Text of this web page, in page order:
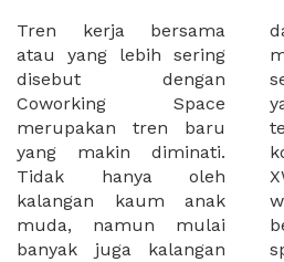
Tren kerja bersama
atau yang lebih sering
disebut dengan
Coworking Space
merupakan tren baru
yang makin diminati.
Tidak hanya oleh
kalangan kaum anak
muda, namun mulai
banyak juga kalangan
dan juga fax, dan tidak
melupakan juga lokasi
sewa coworking space
yang strategis, yang
tersebar di berbagai
kota di Indonesia.
XWORK membantu para
wirausaha muda
bekerja di coworking
space karena harga